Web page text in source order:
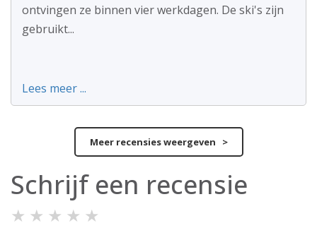
ontvingen ze binnen vier werkdagen. De ski's zijn
gebruikt...
Lees meer ...
Meer recensies weergeven >
Schrijf een recensie
★ ★ ★ ★ ★